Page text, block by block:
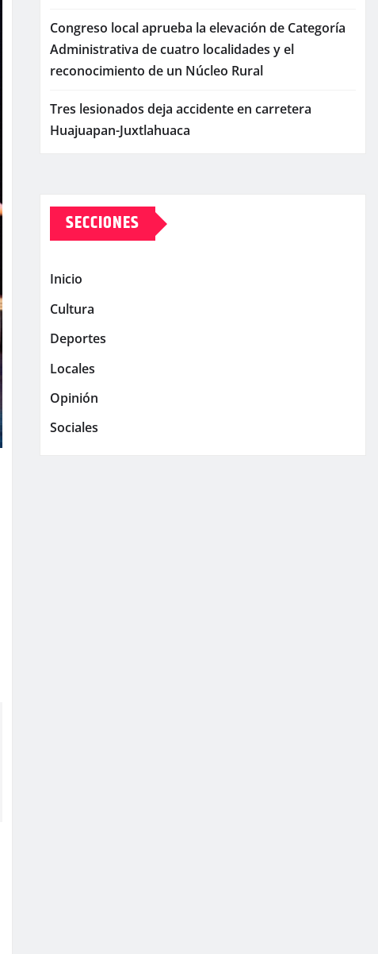
Congreso local aprueba la elevación de Categoría
Administrativa de cuatro localidades y el
reconocimiento de un Núcleo Rural
Tres lesionados deja accidente en carretera
Huajuapan-Juxtlahuaca
SECCIONES
Inicio
Cultura
Deportes
Locales
Opinión
Sociales